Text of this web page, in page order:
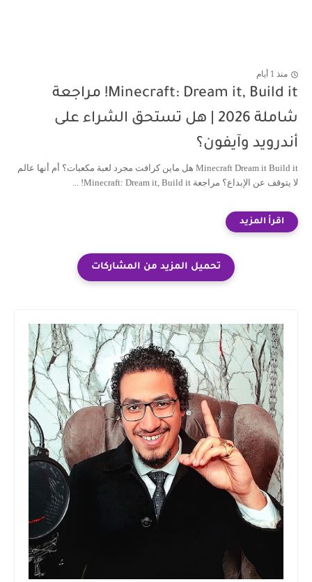
منذ 1 أيام
Minecraft: Dream it, Build it! مراجعة
شاملة 2026 | هل تستحق الشراء على
أندرويد وآيفون؟
Minecraft Dream it Build it هل ماين كرافت مجرد لعبة مكعبات؟ أم أنها عالم
لا يتوقف عن الإبداع؟ مراجعة Minecraft: Dream it, Build it! ...